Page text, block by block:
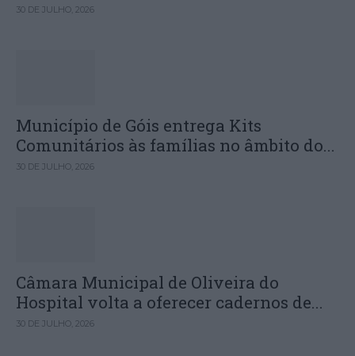
30 DE JULHO, 2026
Município de Góis entrega Kits
Comunitários às famílias no âmbito do...
30 DE JULHO, 2026
Câmara Municipal de Oliveira do
Hospital volta a oferecer cadernos de...
30 DE JULHO, 2026